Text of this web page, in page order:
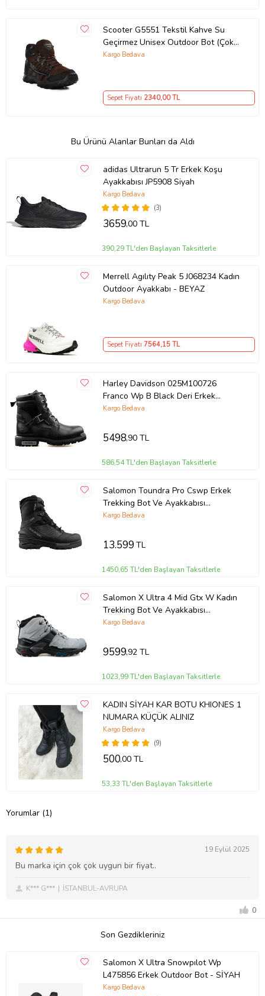
Scooter G5551 Tekstil Kahve Su
Geçirmez Unisex Outdoor Bot (Çok
Renkli)
Kargo Bedava
Sepet Fiyatı 2340,00 TL
Bu Ürünü Alanlar Bunları da Aldı
adidas Ultrarun 5 Tr Erkek Koşu
Ayakkabısı JP5908 Siyah
(3)
Kargo Bedava
3659,00 TL
390,29 TL'den Başlayan Taksitlerle
Merrell Agılıty Peak 5 J068234 Kadın
Outdoor Ayakkabı - BEYAZ
Kargo Bedava
Sepet Fiyatı 7564,15 TL
Harley Davidson 025M100726
Franco Wp B Black Deri Erkek
Günlük Bot 025M100726-FRANCO-
Kargo Bedava
5498,90 TL
586,54 TL'den Başlayan Taksitlerle
Salomon Toundra Pro Cswp Erkek
Trekking Bot Ve Ayakkabısı
L40472700 Siyah
Kargo Bedava
13.599TL
1450,65 TL'den Başlayan Taksitlerle
Salomon X Ultra 4 Mid Gtx W Kadın
Trekking Bot Ve Ayakkabısı
L41624900 Gri
Kargo Bedava
9599,92 TL
1023,99 TL'den Başlayan Taksitlerle
KADIN SİYAH KAR BOTU KHIONES 1
NUMARA KÜÇÜK ALINIZ
(9)
Kargo Bedava
500,00 TL
53,33 TL'den Başlayan Taksitlerle
Yorumlar (1)
19 Eylül 2025
Bu marka için çok çok uygun bir fiyat..
K*** G*** İSTANBUL-AVRUPA
0
Son Gezdikleriniz
Salomon X Ultra Snowpılot Wp
L475856 Erkek Outdoor Bot - SİYAH
Kargo Bedava